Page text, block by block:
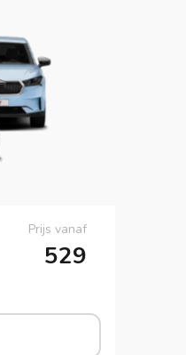
Prijs vanaf
529